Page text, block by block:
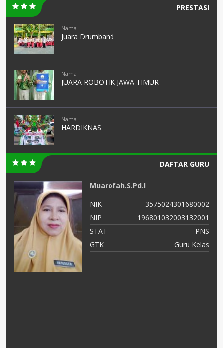
PRESTASI
Nama :
Juara Drumband
Nama :
JUARA ROBOTIK JAWA TIMUR
Nama :
HARDIKNAS
DAFTAR GURU
Muarofah.S.Pd.I
NIK
3575024301680002
NIP
196801032003132001
STAT
PNS
GTK
Guru Kelas